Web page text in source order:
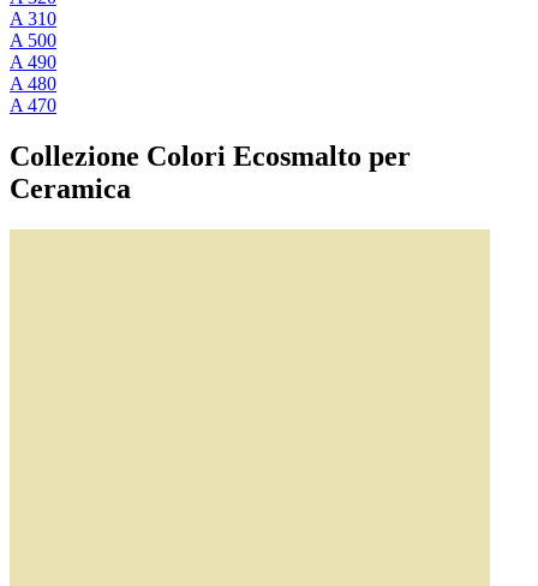
A 310
A 500
A 490
A 480
A 470
Collezione Colori Ecosmalto per
Ceramica